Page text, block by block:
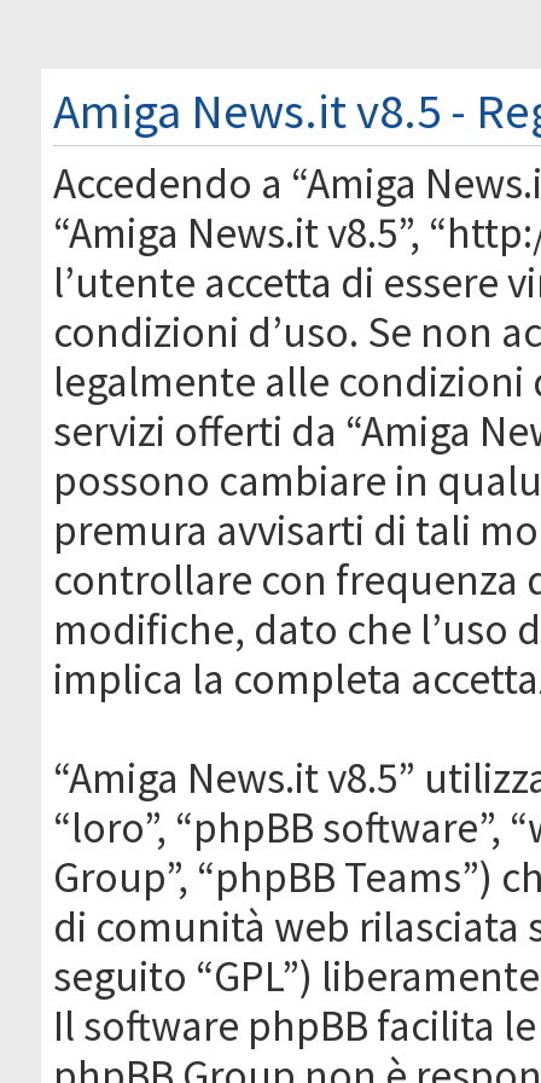
Amiga News.it v8.5 -
Accedendo a “Amiga
“Amiga News.it v8.5”,
l’utente accetta di essere
condizioni d’uso. Se non
legalmente alle condizioni
servizi offerti da “Amiga
possono cambiare in
premura avvisarti di tali
controllare con frequenza
modifiche, dato che l’uso
implica la completa
“Amiga News.it v8.5”
“loro”, “phpBB software”,
Group”, “phpBB Teams”)
di comunità web rilasciata
seguito “GPL”)
Il software phpBB facilita